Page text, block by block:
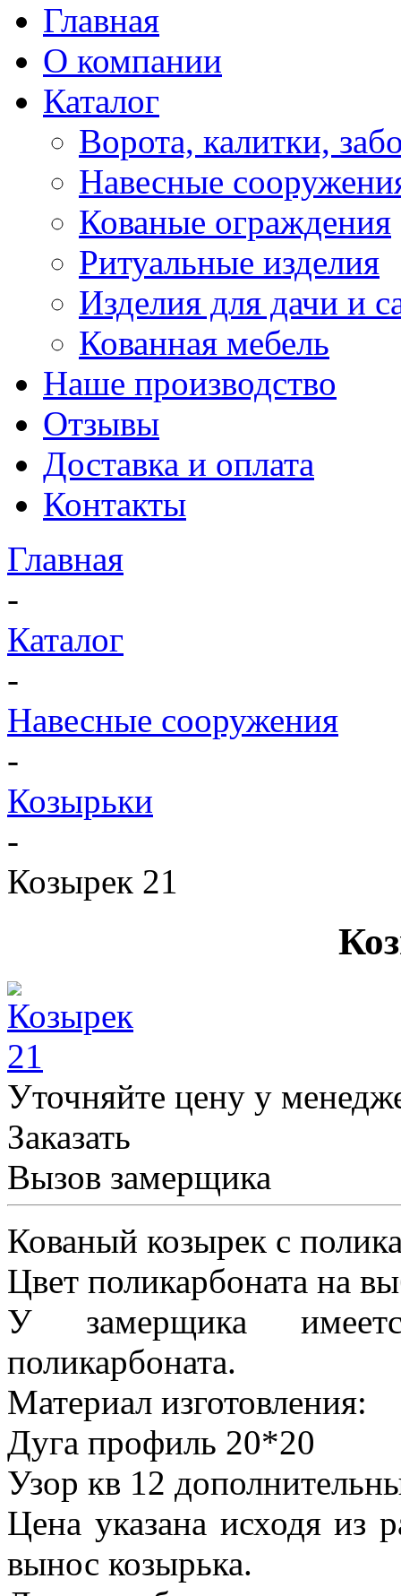
Главная
О компании
Каталог
Ворота, калитки,
Навесные
Кованые ограждения
Ритуальные изделия
Изделия для дачи и
Кованная мебель
Наше производство
Отзывы
Доставка и оплата
Контакты
Главная
-
Каталог
-
Навесные сооружения
-
Козырьки
-
Козырек 21
Уточняйте цену у
Заказать
Вызов замерщика
Кованый козырек с
Цвет поликарбоната на
У замерщика
поликарбоната.
Материал изготовления:
Дуга профиль 20*20
Узор кв 12
Цена указана исходя
вынос козырька.